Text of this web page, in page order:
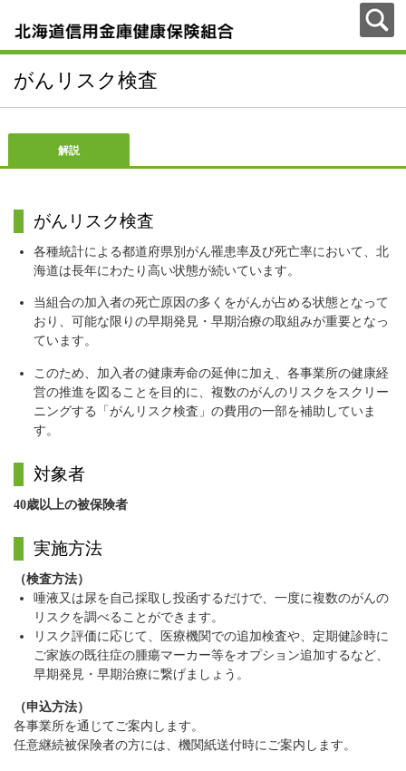
がんリスク検査
解説
がんリスク検査
各種統計による都道府県別がん罹患率及び死亡率において、北
海道は長年にわたり高い状態が続いています。
当組合の加入者の死亡原因の多くをがんが占める状態となって
おり、可能な限りの早期発見・早期治療の取組みが重要となっ
ています。
このため、加入者の健康寿命の延伸に加え、各事業所の健康経
営の推進を図ることを目的に、複数のがんのリスクをスクリー
ニングする「がんリスク検査」の費用の一部を補助していま
す。
対象者
40歳以上の被保険者
実施方法
（検査方法）
唾液又は尿を自己採取し投函するだけで、一度に複数のがんの
リスクを調べることができます。
リスク評価に応じて、医療機関での追加検査や、定期健診時に
ご家族の既往症の腫瘍マーカー等をオプション追加するなど、
早期発見・早期治療に繋げましょう。
（申込方法）
各事業所を通じてご案内します。
任意継続被保険者の方には、機関紙送付時にご案内します。